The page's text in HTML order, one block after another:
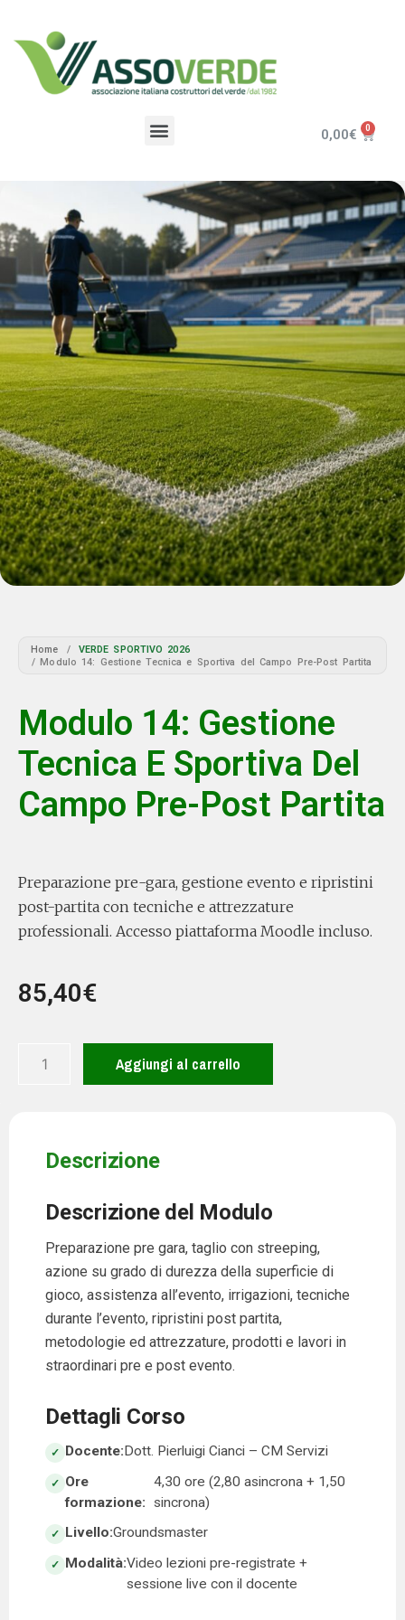
0,00€
Home /
VERDE SPORTIVO 2026
/ Modulo 14: Gestione Tecnica e Sportiva del Campo Pre-Post Partita
Modulo 14: Gestione
Tecnica E Sportiva Del
Campo Pre-Post Partita
Preparazione pre-gara, gestione evento e ripristini
post-partita con tecniche e attrezzature
professionali. Accesso piattaforma Moodle incluso.
85,40€
Aggiungi al carrello
Descrizione
Descrizione del Modulo
Preparazione pre gara, taglio con streeping,
azione su grado di durezza della superficie di
gioco, assistenza all’evento, irrigazioni, tecniche
durante l’evento, ripristini post partita,
metodologie ed attrezzature, prodotti e lavori in
straordinari pre e post evento.
Dettagli Corso
Docente:Dott. Pierluigi Cianci – CM Servizi
Ore
formazione:
4,30 ore (2,80 asincrona + 1,50
sincrona)
Livello:Groundsmaster
Modalità:Video lezioni pre-registrate +
sessione live con il docente